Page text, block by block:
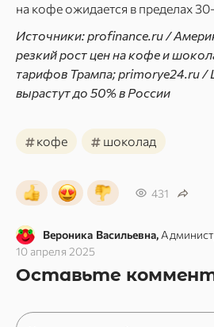
на кофе ожидается в пределах
Источники: profinance.ru /
резкий рост цен на кофе и
тарифов Трампа; primorye24.ru /
вырастут до 50% в России
#кофе # шоколад
431
Вероника Васильевна,
10 апреля 2025
Оставьте